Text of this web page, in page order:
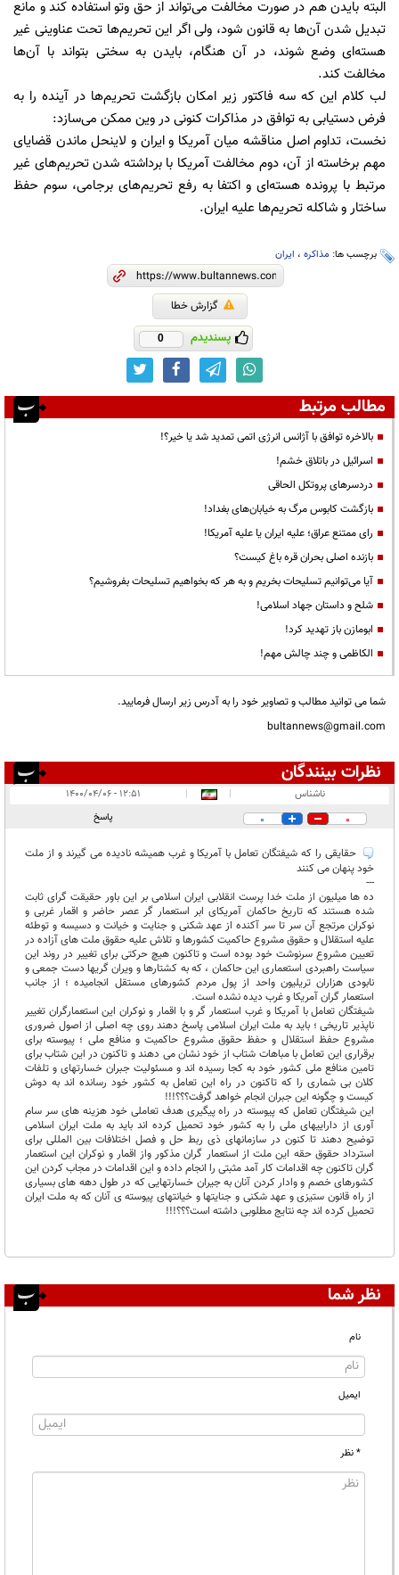
البته بایدن هم در صورت مخالفت می‌تواند از حق وتو استفاده کند و مانع
تبدیل شدن آن‌ها به قانون شود، ولی اگر این تحریم‌ها تحت عناوینی غیر
هسته‌ای وضع شوند، در آن هنگام، بایدن به سختی بتواند با آن‌ها
مخالفت کند.
لب کلام این که سه فاکتور زیر امکان بازگشت تحریم‌ها در آینده را به
فرض دستیابی به توافق در مذاکرات کنونی در وین ممکن می‌سازد:
نخست، تداوم اصل مناقشه میان آمریکا و ایران و لاینحل ماندن قضایاى
مهم برخاسته از آن، دوم مخالفت آمریکا با برداشته شدن تحریم‌های غیر
مرتبط با پرونده هسته‌ای و اکتفا به رفع تحریم‌های برجامی، سوم حفظ
ساختار و شاکله تحریم‌ها علیه ایران.
برچسب ها: مذاکره ، ایران
گزارش خطا
پسندیدم 0
مطالب مرتبط
بالاخره توافق با آژانس انرژی اتمی تمدید شد یا خیر؟!
اسرائیل در باتلاق خشم!
دردسرهای پروتکل الحاقی
بازگشت کابوس مرگ به خیابان‌های بغداد!
رای ممتنع عراق؛ علیه ایران یا علیه آمریکا!
بازنده اصلی بحران قره باغ کیست؟
آیا می‌توانیم تسلیحات بخریم و به هر که بخواهیم تسلیحات بفروشیم؟
شلح و داستان جهاد اسلامی!
ابومازن باز تهدید کرد!
الکاظمی و چند چالش مهم!
شما می توانید مطالب و تصاویر خود را به آدرس زیر ارسال فرمایید.
bultannews@gmail.com
نظرات بینندگان
در انتظار بررسی:
ناشناس |
|
۱۲:۵۱ - ۱۴۰۰/۰۴/۰۶
0
0 پاسخ
حقایقی را که شیفتگان تعامل با آمریکا و غرب همیشه نادیده می گیرند و از ملت
خود پنهان می کنند
---
ده ها میلیون از ملت خدا پرست انقلابی ایران اسلامی بر این باور حقیقت گرای ثابت
شده هستند که تاریخ حاکمان آمریکای ابر استعمار گر عصر حاضر و اقمار غربی و
نوکران مرتجع آن سر تا سر آکنده از عهد شکنی و جنایت و خیانت و دسیسه و توطئه
علیه استقلال و حقوق مشروع حاکمیت کشورها و تلاش علیه حقوق ملت های آزاده در
تعیین مشروع سرنوشت خود بوده است و تاکنون هیچ حرکتی برای تغییر در روند این
سیاست راهبردی استعماری این حاکمان ، که به کشتارها و ویران گریها دست جمعی و
نابودی هزاران تریلیون واحد از پول مردم کشورهای مستقل انجامیده ؛ از جانب
استعمار گران آمریکا و غرب دیده نشده است.
شیفتگان تعامل با آمریکا و غرب استعمار گر و با اقمار و نوکران این استعمارگران تغییر
ناپذیر تاریخی ؛ باید به ملت ایران اسلامی پاسخ دهند روی چه اصلی از اصول ضروری
مشروع حفظ استقلال و حفظ حقوق مشروع حاکمیت و منافع ملی ؛ پیوسته برای
برقراری این تعامل با مباهات شتاب از خود نشان می دهند و تاکنون در این شتاب برای
تامین منافع ملی کشور خود به کجا رسیده اند و مسئولیت جبران خسارتهای و تلفات
کلان بی شماری را که تاکنون در راه این تعامل به کشور خود رسانده اند به دوش
کیست و چگونه این جبران انجام خواهد گرفت؟؟؟!!!
این شیفتگان تعامل که پیوسته در راه پیگیری هدف تعاملی خود هزینه های سر سام
آوری از داراییهای ملی را به کشور خود تحمیل کرده اند باید به ملت ایران اسلامی
توضیح دهند تا کنون در سازمانهای ذی ربط حل و فصل اختلافات بین المللی برای
استرداد حقوق حقه این ملت از استعمار گران مذکور واز اقمار و نوکران این استعمار
گران تاکنون چه اقدامات کار آمد مثبتی را انجام داده و این اقدامات در مجاب کردن این
کشورهای خصم و وادار کردن آنان به جیران خسارتهایی که در طول دهه های بسیاری
از راه قانون ستیزی و عهد شکنی و جنایتها و خیانتهای پیوسته ی آنان که به ملت ایران
تحمیل کرده اند چه نتایج مطلوبی داشته است؟؟؟!!!
نظر شما
نام
ایمیل
* نظر